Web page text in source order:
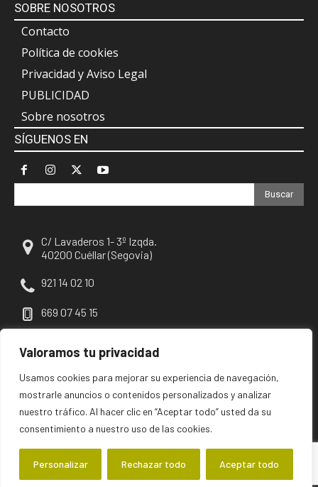
Valoramos tu privacidad
Usamos cookies para mejorar su experiencia de navegación,
mostrarle anuncios o contenidos personalizados y analizar
nuestro tráfico. Al hacer clic en “Aceptar todo” usted da su
consentimiento a nuestro uso de las cookies.
Personalizar Rechazar todo Aceptar todo
SOBRE NOSOTROS
Contacto
Política de cookies
Privacidad y Aviso Legal
PUBLICIDAD
Sobre nosotros
SÍGUENOS EN
Buscar
C/ Lavaderos 1- 3º Izqda.
40200 Cuéllar (Segovia)
921 14 02 10
669 07 45 15